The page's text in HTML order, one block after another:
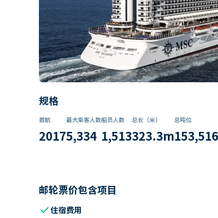
规格
首航
2017
最大乘客人数
5,334
船员人数
1,513
总长（米）
323.3m
总吨位
153,516
邮轮票价包含项目
check住宿费用